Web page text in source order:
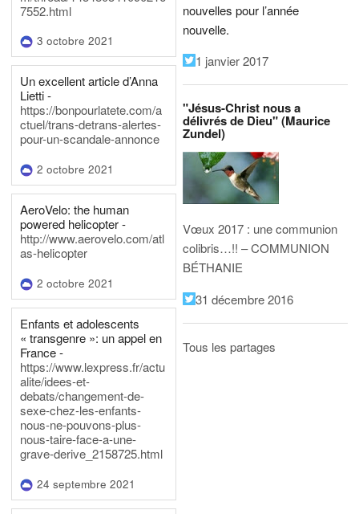
7552.html
3 octobre 2021
Un excellent article d’Anna
Lietti -
https://bonpourlatete.com/a
ctuel/trans-detrans-alertes-
pour-un-scandale-annonce
2 octobre 2021
AeroVelo: the human
powered helicopter -
http://www.aerovelo.com/atl
as-helicopter
2 octobre 2021
Enfants et adolescents
« transgenre »: un appel en
France -
https://www.lexpress.fr/actu
alite/idees-et-
debats/changement-de-
sexe-chez-les-enfants-
nous-ne-pouvons-plus-
nous-taire-face-a-une-
grave-derive_2158725.html
24 septembre 2021
nouvelles pour l’année
nouvelle.
1 janvier 2017
"Jésus-Christ nous a
délivrés de Dieu" (Maurice
Zundel)
Vœux 2017 : une communion
colibris…!! – COMMUNION
BÉTHANIE
31 décembre 2016
Tous les partages